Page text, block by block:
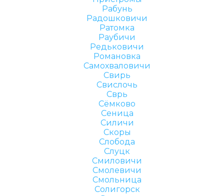
Рабунь
Радошковичи
Ратомка
Раубичи
Редьковичи
Романовка
Самохваловичи
Свирь
Свислочь
Сврь
Сёмково
Сеница
Силичи
Скоры
Слобода
Слуцк
Смиловичи
Смолевичи
Смольница
Солигорск